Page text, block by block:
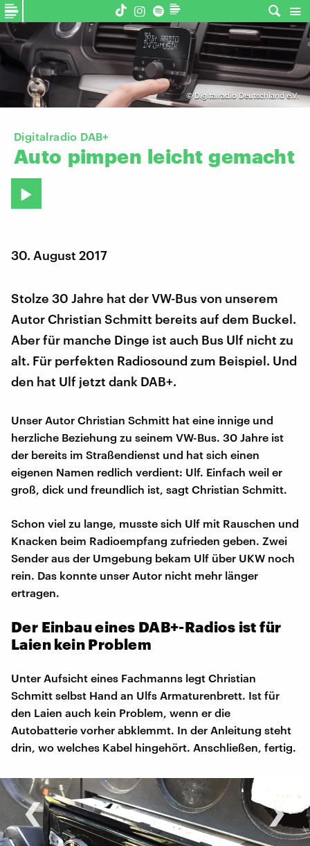
©Digitalradio Deutschland e.V.
Digitalradio DAB+
Auto pimpen leicht gemacht
30. August 2017
Stolze 30 Jahre hat der VW-Bus von unserem
Autor Christian Schmitt bereits auf dem Buckel.
Aber für manche Dinge ist auch Bus Ulf nicht zu
alt. Für perfekten Radiosound zum Beispiel. Und
den hat Ulf jetzt dank DAB+.
Unser Autor Christian Schmitt hat eine innige und
herzliche Beziehung zu seinem VW-Bus. 30 Jahre ist
der bereits im Straßendienst und hat sich einen
eigenen Namen redlich verdient: Ulf. Einfach weil er
groß, dick und freundlich ist, sagt Christian Schmitt.
Schon viel zu lange, musste sich Ulf mit Rauschen und
Knacken beim Radioempfang zufrieden geben. Zwei
Sender aus der Umgebung bekam Ulf über UKW noch
rein. Das konnte unser Autor nicht mehr länger
ertragen.
Der Einbau eines DAB+-Radios ist für
Laien kein Problem
Unter Aufsicht eines Fachmanns legt Christian
Schmitt selbst Hand an Ulfs Armaturenbrett. Ist für
den Laien auch kein Problem, wenn er die
Autobatterie vorher abklemmt. In der Anleitung steht
drin, wo welches Kabel hingehört. Anschließen, fertig.
‹ ›